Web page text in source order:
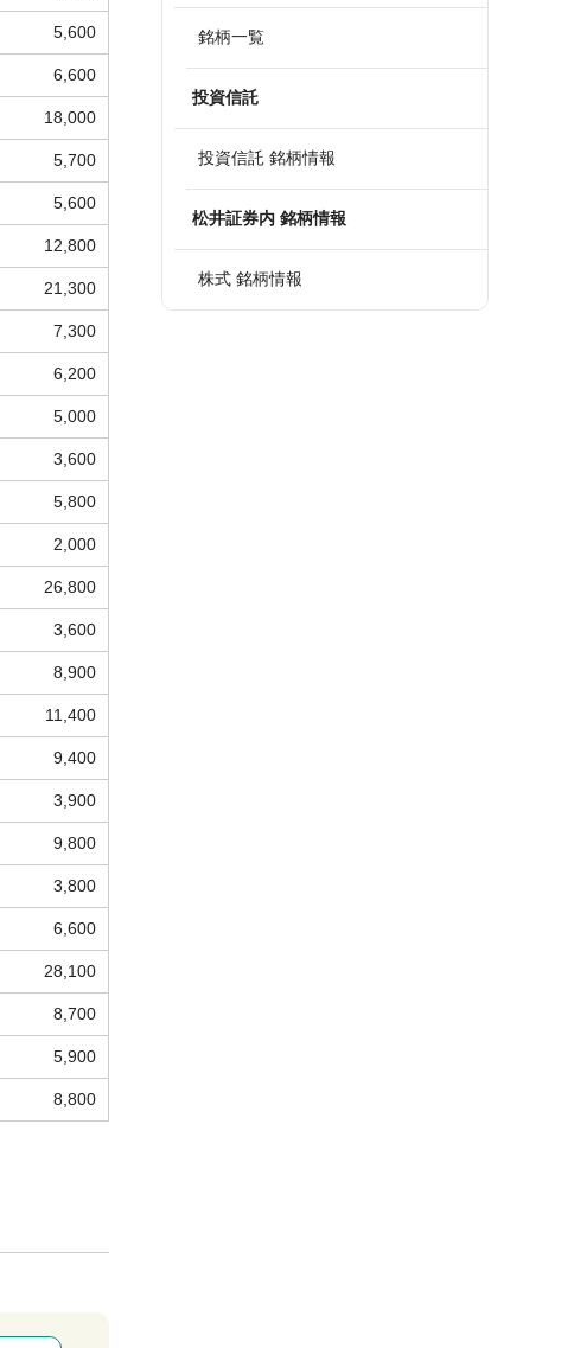
5,600
6,600
18,000
5,700
5,600
12,800
21,300
7,300
6,200
5,000
3,600
5,800
2,000
26,800
3,600
8,900
11,400
9,400
3,900
9,800
3,800
6,600
28,100
8,700
5,900
8,800
銘柄一覧
投資信託
投資信託 銘柄情報
松井証券内 銘柄情報
株式 銘柄情報